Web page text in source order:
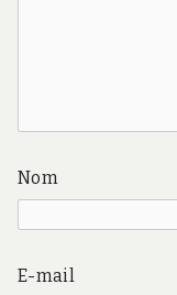
Nom
E-mail